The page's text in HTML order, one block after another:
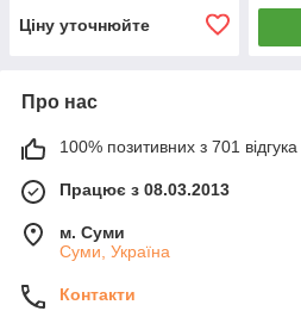
Ціну уточнюйте
Про нас
100% позитивних з 701 відгука
Працює з 08.03.2013
м. Суми
Суми, Україна
Контакти